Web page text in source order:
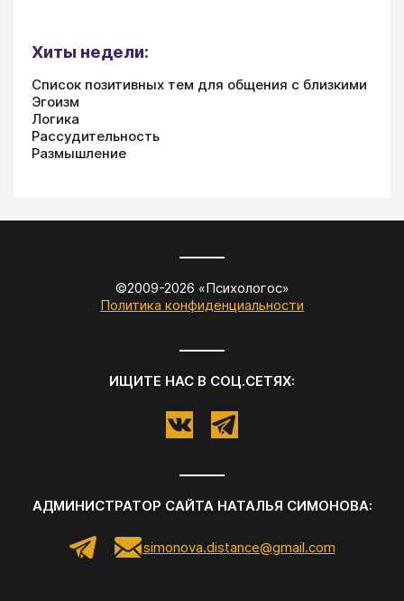
Хиты недели:
Список позитивных тем для общения с близкими
Эгоизм
Логика
Рассудительность
Размышление
©2009-2026 «Психологос»
Политика конфиденциальности
ИЩИТЕ НАС В СОЦ.СЕТЯХ:
АДМИНИСТРАТОР САЙТА НАТАЛЬЯ СИМОНОВА:
simonova.distance@gmail.com